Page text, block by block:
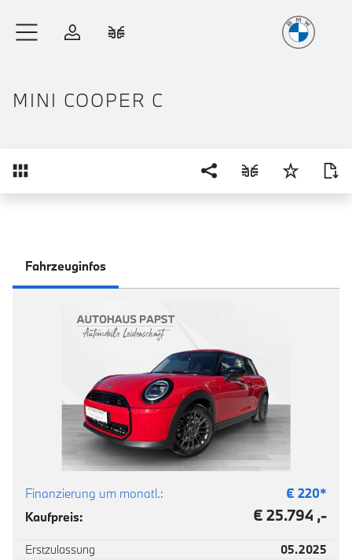
Anmelden
MINI COOPER C
Fahrzeuginfos
Finanzierung um monatl.: € 220*
Kaufpreis:
€ 25.794 ,-
Erstzulassung
05.2025